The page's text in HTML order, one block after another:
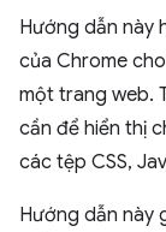
Hướng dẫn này
của Chrome
một trang web.
cần để hiển thị
các tệp CSS,
Hướng dẫn này